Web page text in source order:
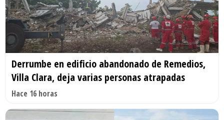
Derrumbe en edificio abandonado de Remedios,
Villa Clara, deja varias personas atrapadas
Hace 16 horas